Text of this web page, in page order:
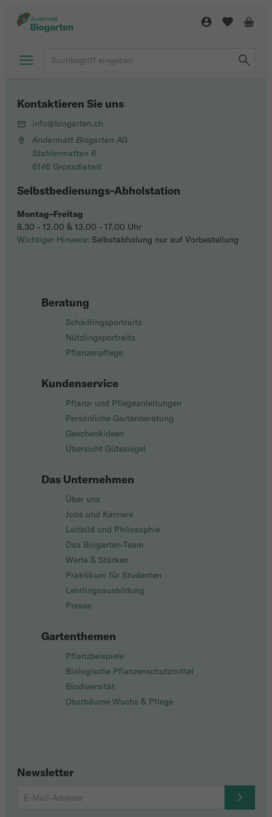
Beratung
Schädlingsportraits
Nützlingsportraits
Pflanzenpflege
Kundenservice
Pflanz- und Pflegeanleitungen
Persönliche Gartenberatung
Geschenkideen
Übersicht Gütesiegel
Das Unternehmen
Über uns
Jobs und Karriere
Leitbild und Philosophie
Das Biogarten-Team
Werte & Stärken
Praktikum für Studenten
Lehrlingsausbildung
Presse
Gartenthemen
Pflanzbeispiele
Biologische Pflanzenschutzmittel
Biodiversität
Obstbäume Wuchs & Pflege
Newsletter
Kontaktieren Sie uns
info@biogarten.ch
Andermatt Biogarten AG
Stahlermatten 6
6146 Grossdietwil
Selbstbedienungs-Abholstation
Montag–Freitag
8.30 - 12.00 & 13.00 - 17.00 Uhr
Wichtiger Hinweis: Selbstabholung nur auf Vorbestellung